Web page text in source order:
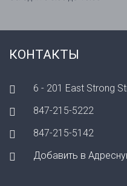
КОНТАКТЫ
6 - 201 East Strong
847-215-5222
847-215-5142
Добавить в